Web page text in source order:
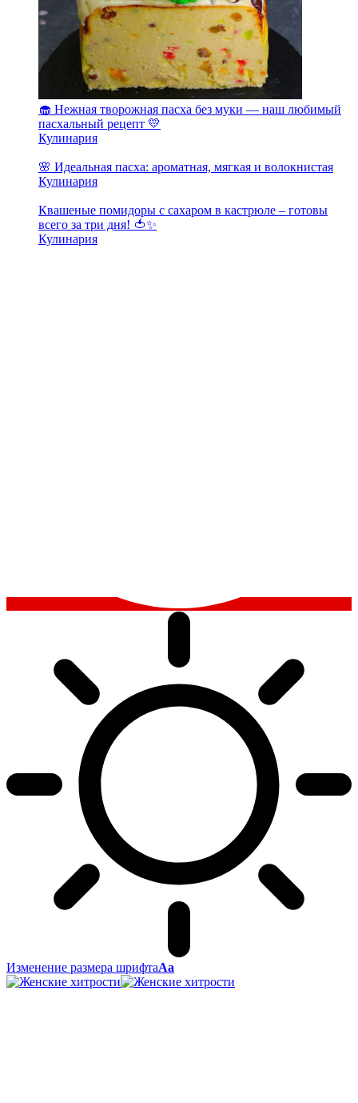
🧁 Нежная творожная пасха без муки — наш любимый
пасхальный рецепт 💛
Кулинария
🌸 Идеальная пасха: ароматная, мягкая и волокнистая
Кулинария
Квашеные помидоры с сахаром в кастрюле – готовы
всего за три дня! 🍅✨
Кулинария
Изменение размера шрифтаАа